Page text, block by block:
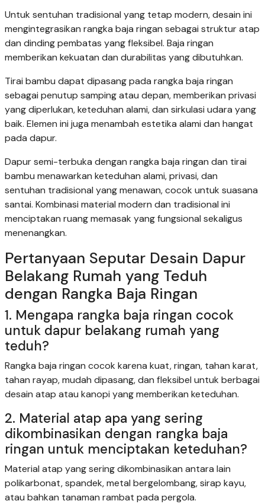
Untuk sentuhan tradisional yang tetap modern, desain ini
mengintegrasikan rangka baja ringan sebagai struktur atap
dan dinding pembatas yang fleksibel. Baja ringan
memberikan kekuatan dan durabilitas yang dibutuhkan.
Tirai bambu dapat dipasang pada rangka baja ringan
sebagai penutup samping atau depan, memberikan privasi
yang diperlukan, keteduhan alami, dan sirkulasi udara yang
baik. Elemen ini juga menambah estetika alami dan hangat
pada dapur.
Dapur semi-terbuka dengan rangka baja ringan dan tirai
bambu menawarkan keteduhan alami, privasi, dan
sentuhan tradisional yang menawan, cocok untuk suasana
santai. Kombinasi material modern dan tradisional ini
menciptakan ruang memasak yang fungsional sekaligus
menenangkan.
Pertanyaan Seputar Desain Dapur
Belakang Rumah yang Teduh
dengan Rangka Baja Ringan
1. Mengapa rangka baja ringan cocok
untuk dapur belakang rumah yang
teduh?
Rangka baja ringan cocok karena kuat, ringan, tahan karat,
tahan rayap, mudah dipasang, dan fleksibel untuk berbagai
desain atap atau kanopi yang memberikan keteduhan.
2. Material atap apa yang sering
dikombinasikan dengan rangka baja
ringan untuk menciptakan keteduhan?
Material atap yang sering dikombinasikan antara lain
polikarbonat, spandek, metal bergelombang, sirap kayu,
atau bahkan tanaman rambat pada pergola.